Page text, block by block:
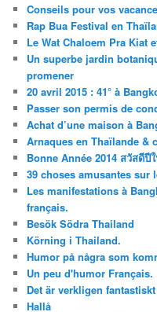
Conseils pour vos
Rap Bua Festival en
Le Wat Chaloem Pra Kiat
Un superbe jardin
promener
20 avril 2015 : 41° à
Passer son permis de
Achat d’une maison à
Arnaques en Thaïlande &
Bonne Année 2014 สวัสดี
39 choses amusantes sur
Les manifestations à
français.
Besök Södra Thailand
Körning i Thailand.
Humor på några som
Un peu d'humor Français.
Det är verkligen
Hallå